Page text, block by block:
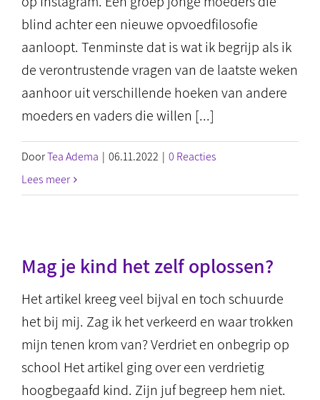
blind achter een nieuwe opvoedfilosofie
aanloopt. Tenminste dat is wat ik begrijp als ik
de verontrustende vragen van de laatste weken
aanhoor uit verschillende hoeken van andere
moeders en vaders die willen [...]
DoorTea Adema | 06.11.2022 | 0 Reacties
Lees meer
Mag je kind het zelf oplossen?
Het artikel kreeg veel bijval en toch schuurde
het bij mij. Zag ik het verkeerd en waar trokken
mijn tenen krom van? Verdriet en onbegrip op
school Het artikel ging over een verdrietig
hoogbegaafd kind. Zijn juf begreep hem niet.